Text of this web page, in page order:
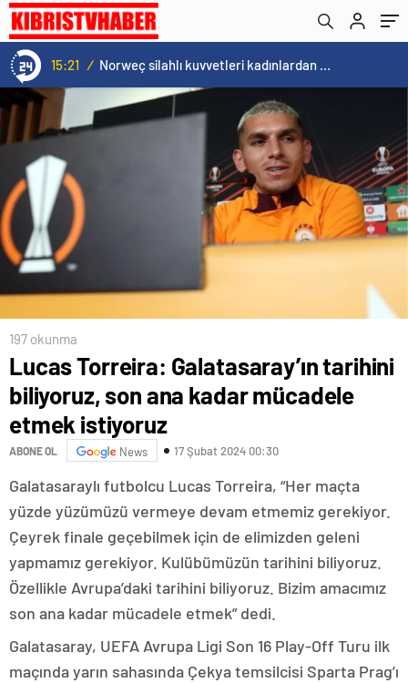
15:20 /
istiyoruz
197 okunma
Lucas Torreira: Galatasaray’ın tarihini
biliyoruz, son ana kadar mücadele
etmek istiyoruz
ABONE OL News 17 Şubat 2024 00:30
Galatasaraylı futbolcu Lucas Torreira, “Her maçta
yüzde yüzümüzü vermeye devam etmemiz gerekiyor.
Çeyrek finale geçebilmek için de elimizden geleni
yapmamız gerekiyor. Kulübümüzün tarihini biliyoruz.
Özellikle Avrupa’daki tarihini biliyoruz. Bizim amacımız
son ana kadar mücadele etmek” dedi.
Galatasaray, UEFA Avrupa Ligi Son 16 Play-Off Turu ilk
maçında yarın sahasında Çekya temsilcisi Sparta Prag’ı